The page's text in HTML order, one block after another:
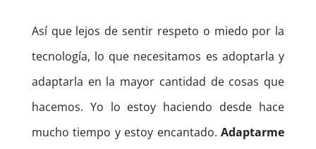
Así que lejos de sentir respeto o miedo por la
tecnología, lo que necesitamos es adoptarla y
adaptarla en la mayor cantidad de cosas que
hacemos. Yo lo estoy haciendo desde hace
mucho tiempo y estoy encantado.Adaptarme